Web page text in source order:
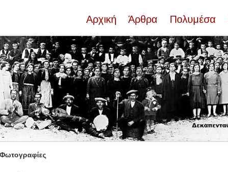
Αρχική Άρθρα Πολυμέσα
Φωτογραφίες